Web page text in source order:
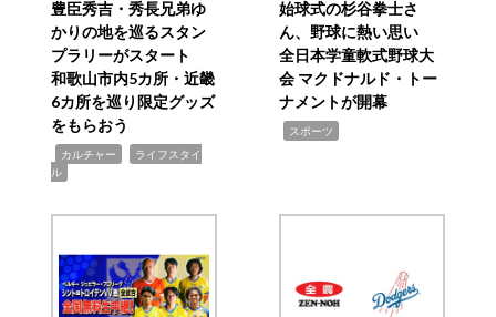
豊臣秀吉・秀長兄弟ゆ
かりの地を巡るスタン
プラリーがスタート
和歌山市内5カ所・近畿
6カ所を巡り限定グッズ
をもらおう
カルチャー
ライフスタイ
ル
始球式の杉谷拳士さ
ん、野球に熱い思い
全日本学童軟式野球大
会 マクドナルド・トー
ナメントが開幕
スポーツ